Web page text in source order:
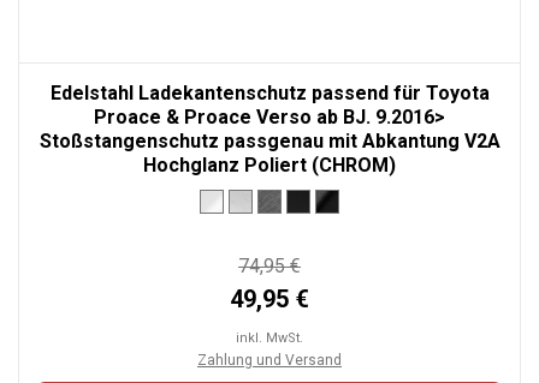
Edelstahl Ladekantenschutz passend für Toyota
Proace & Proace Verso ab BJ. 9.2016>
Stoßstangenschutz passgenau mit Abkantung V2A
Hochglanz Poliert (CHROM)
74,95 €
49,95 €
inkl. MwSt.
Zahlung und Versand